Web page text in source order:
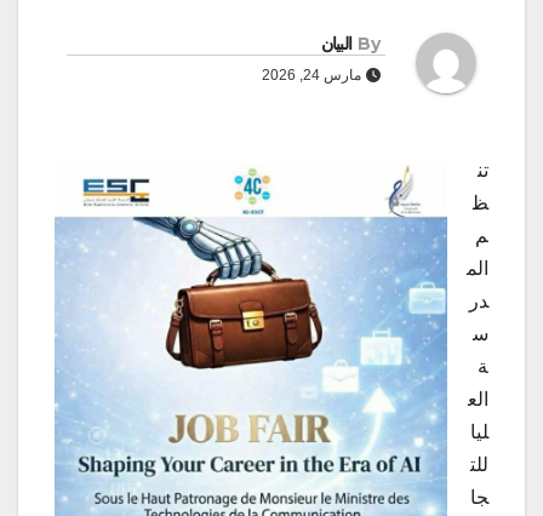
By البيان
مارس 24, 2026
تن
ظ
م
الم
در
س
ة
الع
ليا
للت
جا